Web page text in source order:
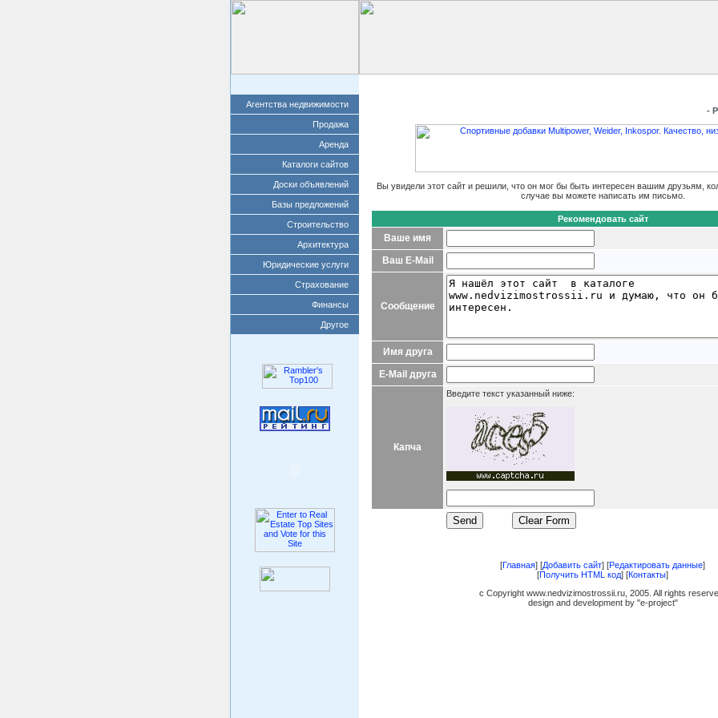
Агентства недвижимости
Продажа
Аренда
Каталоги сайтов
Доски объявлений
Базы предложений
Строительство
Архитектура
Юридические услуги
Страхование
Финансы
Другое
-
Вы увидели этот сайт и решили, что он мог бы быть интересен вашим друзьям,
случае вы можете написать им письмо.
Рекомендовать сайт
Ваше имя
Ваш E-Mail
Сообщение
Имя друга
E-Mail друга
Капча
Введите текст указанный ниже:
[Главная] [Добавить сайт] [Редактировать данные]
[Получить HTML код] [Контакты]
c Copyright www.nedvizimostrossii.ru, 2005. All rights
design and development by "e-project"